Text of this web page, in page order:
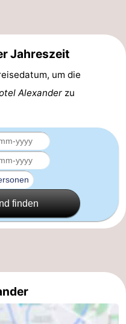
Jahreszeit
um die
Alexander zu
finden